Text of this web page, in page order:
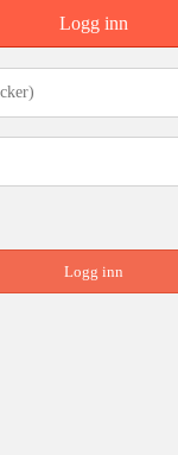
Logg inn
Logg inn